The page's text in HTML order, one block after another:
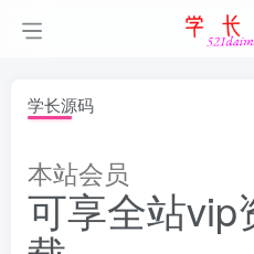
学长源码
本站会员
可享全站vip